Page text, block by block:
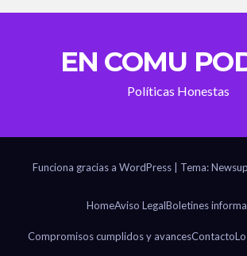
EN COMU
Políticas Honestas
Funciona gracias a WordPress Tema:
HomeAviso LegalBoletines
Compromisos cumplidos y avancesContacto